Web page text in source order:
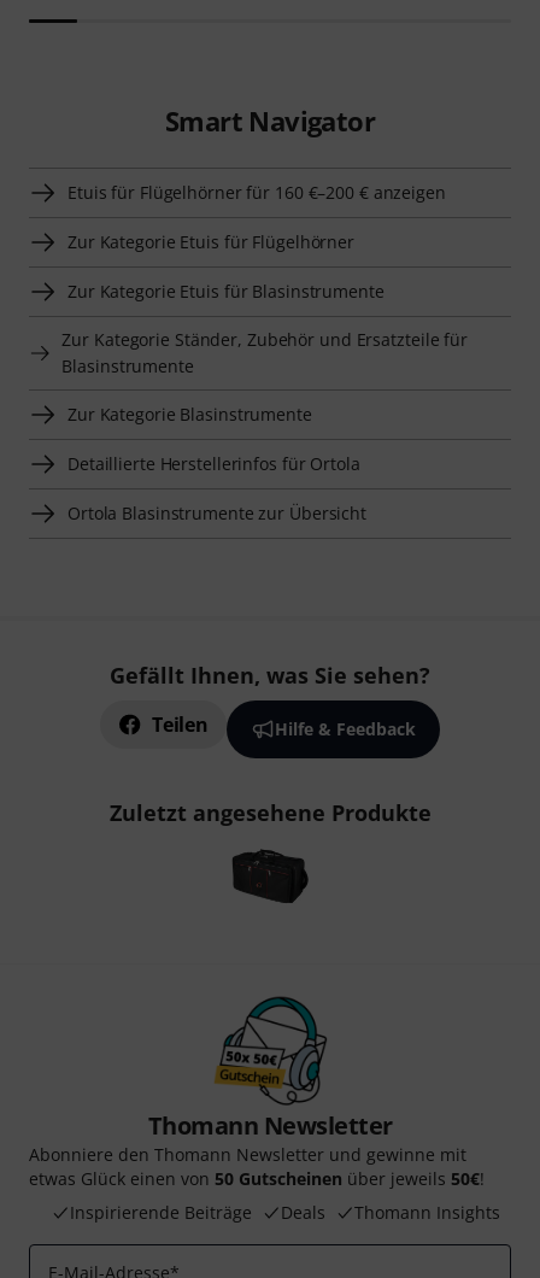
Smart Navigator
Etuis für Flügelhörner für 160 €–200 € anzeigen
Zur Kategorie Etuis für Flügelhörner
Zur Kategorie Etuis für Blasinstrumente
Zur Kategorie Ständer, Zubehör und Ersatzteile für
Blasinstrumente
Zur Kategorie Blasinstrumente
Detaillierte Herstellerinfos für Ortola
Ortola Blasinstrumente zur Übersicht
Gefällt Ihnen, was Sie sehen?
Teilen Hilfe & Feedback
Zuletzt angesehene Produkte
Thomann Newsletter
Abonniere den Thomann Newsletter und gewinne mit
etwas Glück einen von 50 Gutscheinen über jeweils 50€!
Inspirierende Beiträge
Deals Thomann Insights
E-Mail-Adresse*